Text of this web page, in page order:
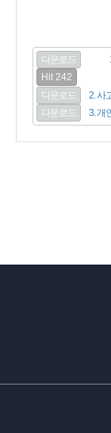
다운로드
Hit 242
다운로드
2. 사
다운로드
3. 개